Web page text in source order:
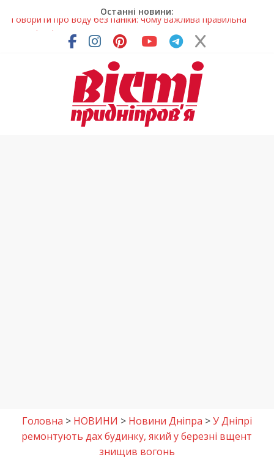
Останні новини:
Лікар – на екрані: Як працюють телемедичні центри на
Дніпропетровщині
У Дніпрі триває масштабна підготовка до опалювального
Пошуки тривають: на Дніпропетровщині досліджують місце
розташування легендарного монастиря (Фото)
Ветерани Дніпропетровщини отримують шанс на власне
Головна > НОВИНИ > Новини Дніпра >У Дніпрі
ремонтують дах будинку, який у березні вщент
знищив вогонь